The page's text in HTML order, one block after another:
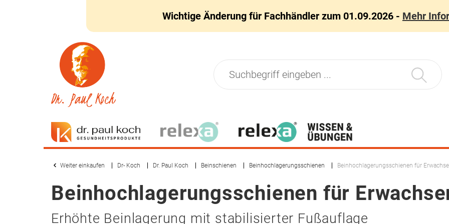
Wichtige Änderung für Fachhändler zum 01.09.2026 - Mehr
Weiter einkaufen Dr- Koch Dr. Paul Koch Beinschienen Beinhochlagerungsschienen Beinhochlagerungsschienen für
Beinhochlagerungsschienen für
Erhöhte Beinlagerung mit stabilisierter Fußauflage